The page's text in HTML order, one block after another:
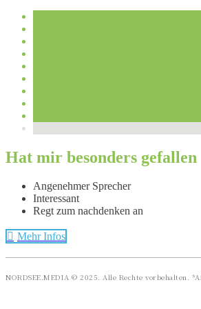
Hat mir besonders gefallen
Angenehmer Sprecher
Interessant
Regt zum nachdenken an
Mehr Infos
NORDSEE.MEDIA © 2025. Alle Rechte vorbehalten.